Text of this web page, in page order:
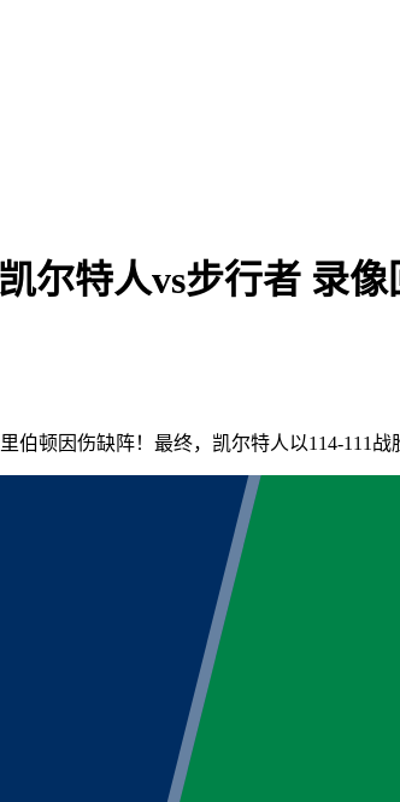
尔特人vs步行者 录像
顿因伤缺阵！最终，凯尔特人以114-111战